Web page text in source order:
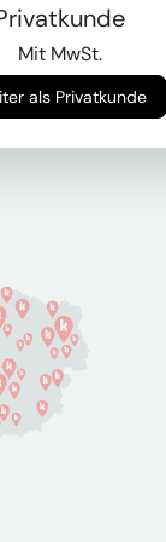
Mit MwSt.
Weiter als Privatkunde